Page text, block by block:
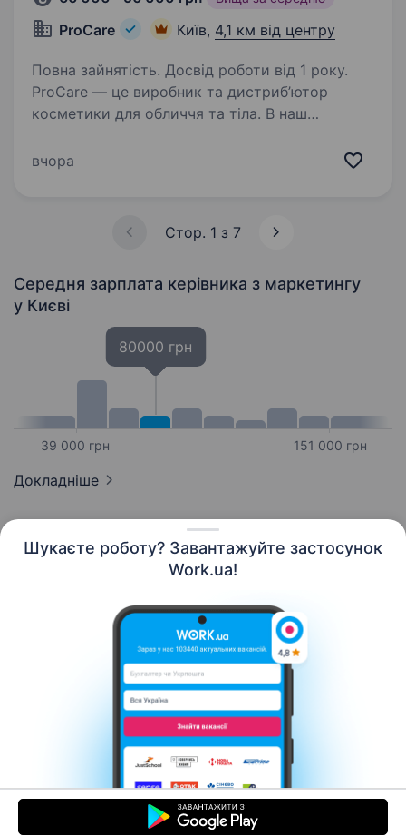
Шукаєте роботу? Завантажуйте застосунок
Work.ua!
ProCare Київ, 4,1 км від центру
Повна зайнятість. Досвід роботи від 1 року.
ProCare — це виробник та дистриб’ютор
косметики для обличчя та тіла. В наш
брендів private label. Ми створюємо
вчора
Стор. 1 з 7
Середня зарплата керівника з маркетингу
у Києві
39 000 грн
80000 грн
151 000 грн
Докладніше
Контакти Про нас
Кар’єра
Допомога Умови використання